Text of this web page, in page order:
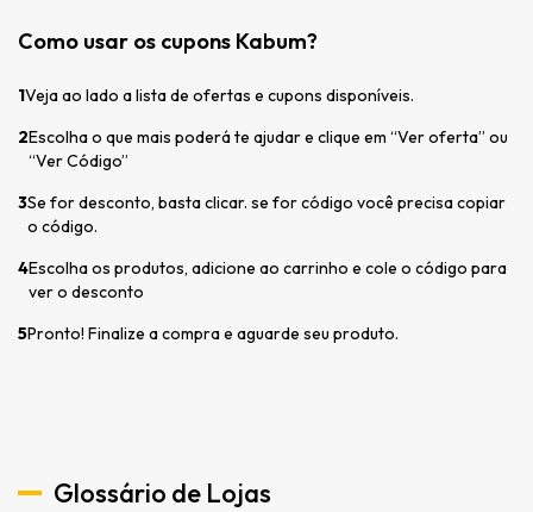
Como usar os cupons Kabum?
1Veja ao lado a lista de ofertas e cupons disponíveis.
2Escolha o que mais poderá te ajudar e clique em “Ver oferta” ou
“Ver Código”
3Se for desconto, basta clicar. se for código você precisa copiar
o código.
4Escolha os produtos, adicione ao carrinho e cole o código para
ver o desconto
5Pronto! Finalize a compra e aguarde seu produto.
Glossário de Lojas